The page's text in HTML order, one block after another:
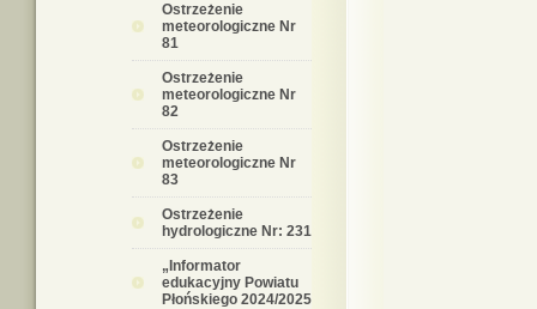
Ostrzeżenie
meteorologiczne Nr
81
Ostrzeżenie
meteorologiczne Nr
82
Ostrzeżenie
meteorologiczne Nr
83
Ostrzeżenie
hydrologiczne Nr: 231
„Informator
edukacyjny Powiatu
Płońskiego 2024/2025